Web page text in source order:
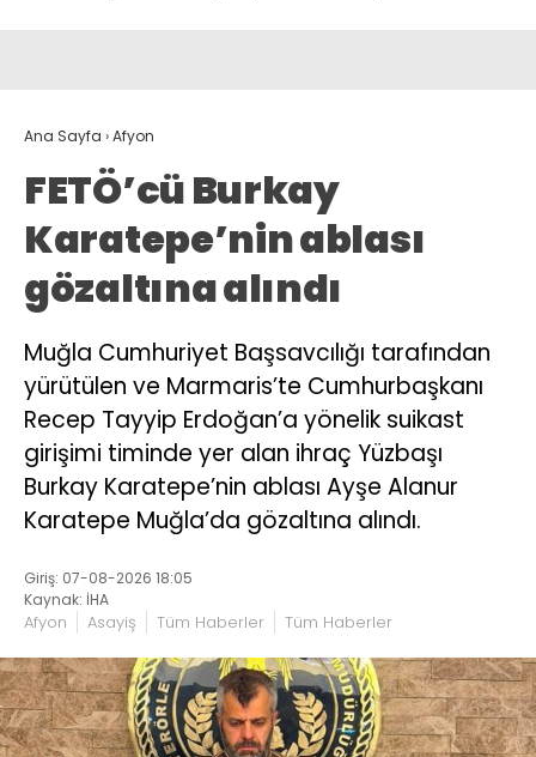
Ana Sayfa ›Afyon
FETÖ’cü Burkay
Karatepe’nin ablası
gözaltına alındı
Muğla Cumhuriyet Başsavcılığı tarafından
yürütülen ve Marmaris’te Cumhurbaşkanı
Recep Tayyip Erdoğan’a yönelik suikast
girişimi timinde yer alan ihraç Yüzbaşı
Burkay Karatepe’nin ablası Ayşe Alanur
Karatepe Muğla’da gözaltına alındı.
Giriş: 07-08-2026 18:05
Kaynak: İHA
Afyon Asayiş Tüm Haberler Tüm Haberler